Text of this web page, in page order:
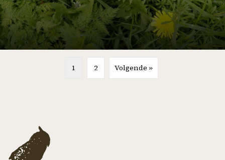
1 2 Volgende »